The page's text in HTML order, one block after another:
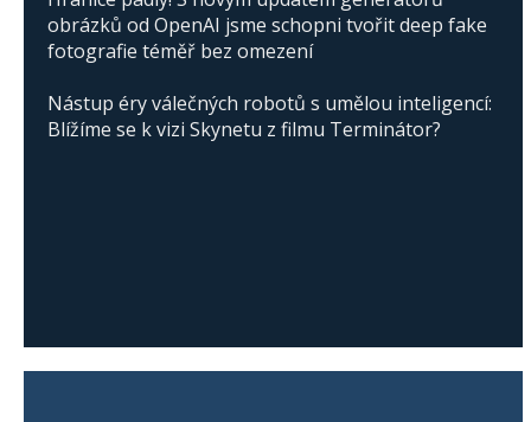
obrázků od OpenAI jsme schopni tvořit deep fake
fotografie téměř bez omezení
Nástup éry válečných robotů s umělou inteligencí:
Blížíme se k vizi Skynetu z filmu Terminátor?